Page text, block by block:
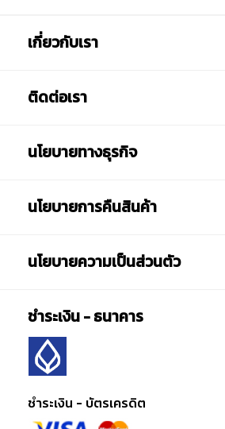
เกี่ยวกับเรา
ติดต่อเรา
นโยบายทางธุรกิจ
นโยบายการคืนสินค้า
นโยบายความเป็นส่วนตัว
ชำระเงิน - ธนาคาร
ชำระเงิน - บัตรเครดิต